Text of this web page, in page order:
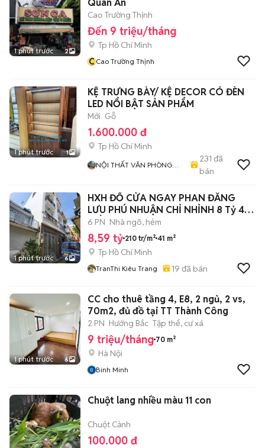
1 phút trước 2
Quán Ăn
Cao Trường Thịnh
Đến 9 triệu/tháng
Tp Hồ Chí Minh
CCao Trường Thịnh
1 phút trước 1
KỆ TRƯNG BÀY/ KỆ DECOR CÓ ĐÈN
LED NỔI BẬT SẢN PHẨM
Mới Gỗ
1.600.000 đ
Tp Hồ Chí Minh
NỘI THẤT VĂN PHÒNG
231 đã
bán
1 phút trước 6
HXH ĐỔ CỬA NGAY PHAN ĐĂNG
LƯU PHÚ NHUẬN CHỈ NHỈNH 8 Tỷ 41M
4TẦNG 6PN
6 PN Nhà ngõ, hẻm
8,59 tỷ 210 tr/m² 41 m²
Tp Hồ Chí Minh
TranThi Kiêu Trang 19 đã bán
1 phút trước 6
CC cho thuê tầng 4, E8, 2 ngủ, 2 vs,
70m2, đủ đồ tại TT Thành Công
2 PN Hướng Bắc Tập thể, cư xá
9 triệu/tháng 70 m²
Hà Nội
Binh Minh
Chuột lang nhiều màu 11 con
Chuột Cảnh
100.000 đ